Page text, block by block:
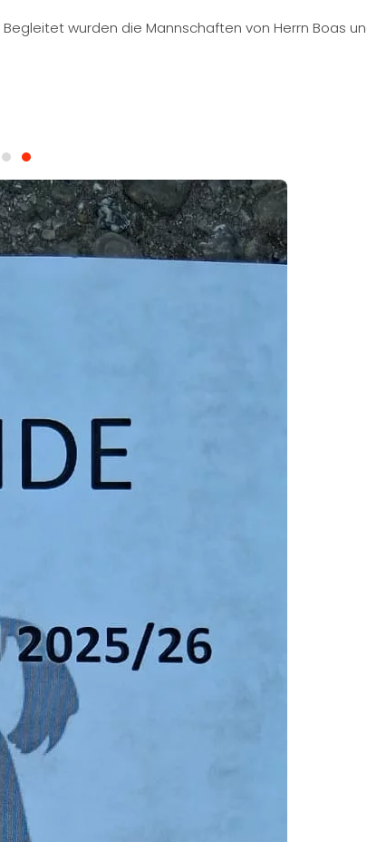
wurden die Mannschaften von Herrn Boas